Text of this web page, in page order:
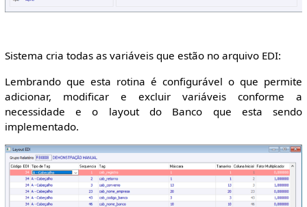
Sistema cria todas as variáveis que estão no arquivo EDI:
Lembrando que esta rotina é configurável o que permite
adicionar, modificar e excluir variáveis conforme a
necessidade e o layout do Banco que esta sendo
implementado.